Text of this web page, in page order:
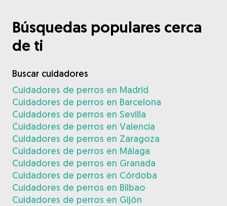
Búsquedas populares cerca
de ti
Buscar cuidadores
Cuidadores de perros en Madrid
Cuidadores de perros en Barcelona
Cuidadores de perros en Sevilla
Cuidadores de perros en Valencia
Cuidadores de perros en Zaragoza
Cuidadores de perros en Málaga
Cuidadores de perros en Granada
Cuidadores de perros en Córdoba
Cuidadores de perros en Bilbao
Cuidadores de perros en Gijón